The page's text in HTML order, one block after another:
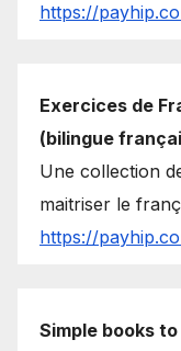
https://
Exercices de
(bilingue
Une collection
maitriser le
https://
Simple books